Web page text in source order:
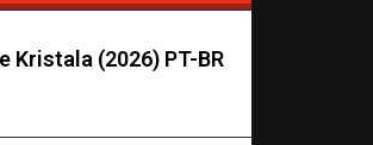
Kristala (2026) PT-BR